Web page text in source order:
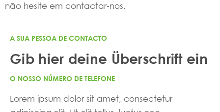
não hesite em contactar-nos.
A SUA PESSOA DE CONTACTO
Gib hier deine Überschrift ein
O NOSSO NÚMERO DE TELEFONE
Lorem ipsum dolor sit amet, consectetur